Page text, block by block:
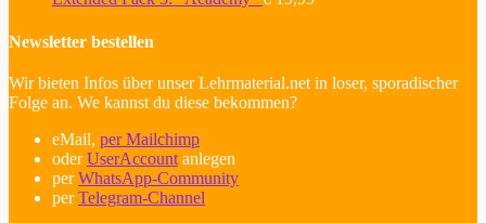
Newsletter bestellen
Wir bieten Infos über unser Lehrmaterial.net in loser, sporadischer
Folge an. We kannst du diese bekommen?
eMail, per Mailchimp
oderUserAccount anlegen
perWhatsApp-Community
perTelegram-Channel